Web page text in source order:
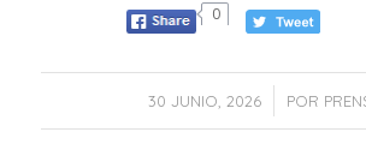
0
30 JUNIO, 2026
/ POR